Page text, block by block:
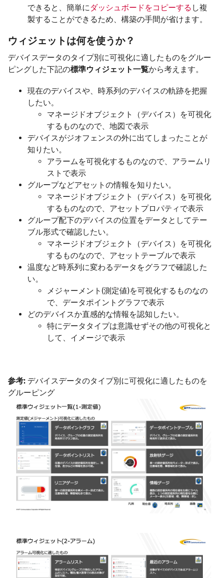
できると、簡単に ダッシュボードをコピーする し複
製することができるため、構築の手間が省けます。
ウィジェットは何を使うか？
デバイスデータのタイプ別に可視化に適したものをグルー
ピングした下記の標準ウィジェット一覧から考えます。
現在のデバイスや、時系列のデバイスの軌跡を把握
したい。
マネージドオブジェクト（デバイス）を可視化
するものなので、地図で表示
デバイスがジオフェンスの外に出てしまったことが
知りたい。
アラームを可視化するものなので、アラームリ
ストで表示
グループなどアセットの情報を知りたい。
マネージドオブジェクト（デバイス）を可視化
するものなので、アセットプロパティで表示
グループ配下のデバイスの位置をデータとしてテー
ブル形式で確認したい。
マネージドオブジェクト（デバイス）を可視化
するものなので、アセットテーブルで表示
温度など時系列に変わるデータをグラフで確認した
い。
メジャーメント(測定値)を可視化するものなの
で、データポイントグラフで表示
どのデバイスか直感的な情報を認知したい。
特にデータタイプは意識せずその他の可視化と
して、イメージで表示
参考: デバイスデータのタイプ別に可視化に適したものを
グルーピング